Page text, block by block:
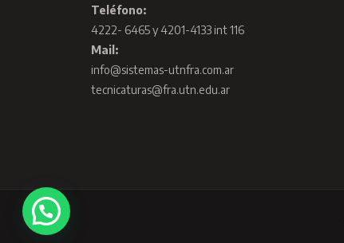
Teléfono:
4222- 6465 y 4201-4133 int 116
Mail:
info@sistemas-utnfra.com.ar
tecnicaturas@fra.utn.edu.ar